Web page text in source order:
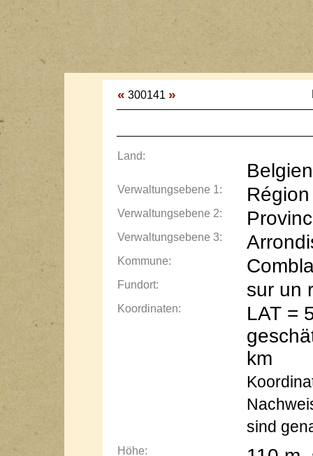
« 300141 »
Land:
Belgien
Verwaltungsebene 1:
Verwaltungsebene 2:
Verwaltungsebene 3:
Kommune:
Fundort: sur un
Koordinaten:
LAT =
km
sind
Höhe: